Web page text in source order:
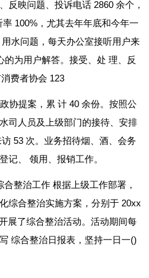
反映问题、投诉电话 2860 余个，
100%，尤其去年年底和今年一
水问题，每天办公室接听用户来
的为用户解答。接受、处 理、反
费者协会 123
协提案，累 计 40 余份。按照公
司人员及上级部门的接待、安排
53 次。业务招待烟、酒、会务
记、 领用、报销工作。
整治工作 根据上级工作部署，
综合整治实施方案，分别于 20xx
展了综合整治活动。活动期间每
综合整治日报表，坚持一日一()